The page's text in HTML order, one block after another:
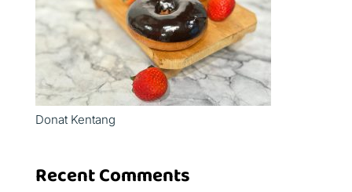
Donat Kentang
Recent Comments